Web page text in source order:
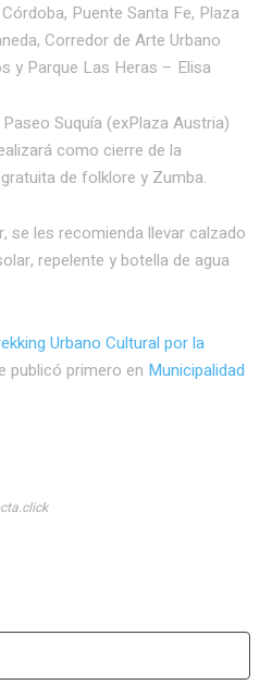
Puente Santa Fe, Plaza
Corredor de Arte Urbano
y Parque Las Heras – Elisa
Suquía (exPlaza Austria)
como cierre de la
de folklore y Zumba.
se les recomienda llevar calzado
repelente y botella de agua
Urbano Cultural por la
publicó primero en Municipalidad